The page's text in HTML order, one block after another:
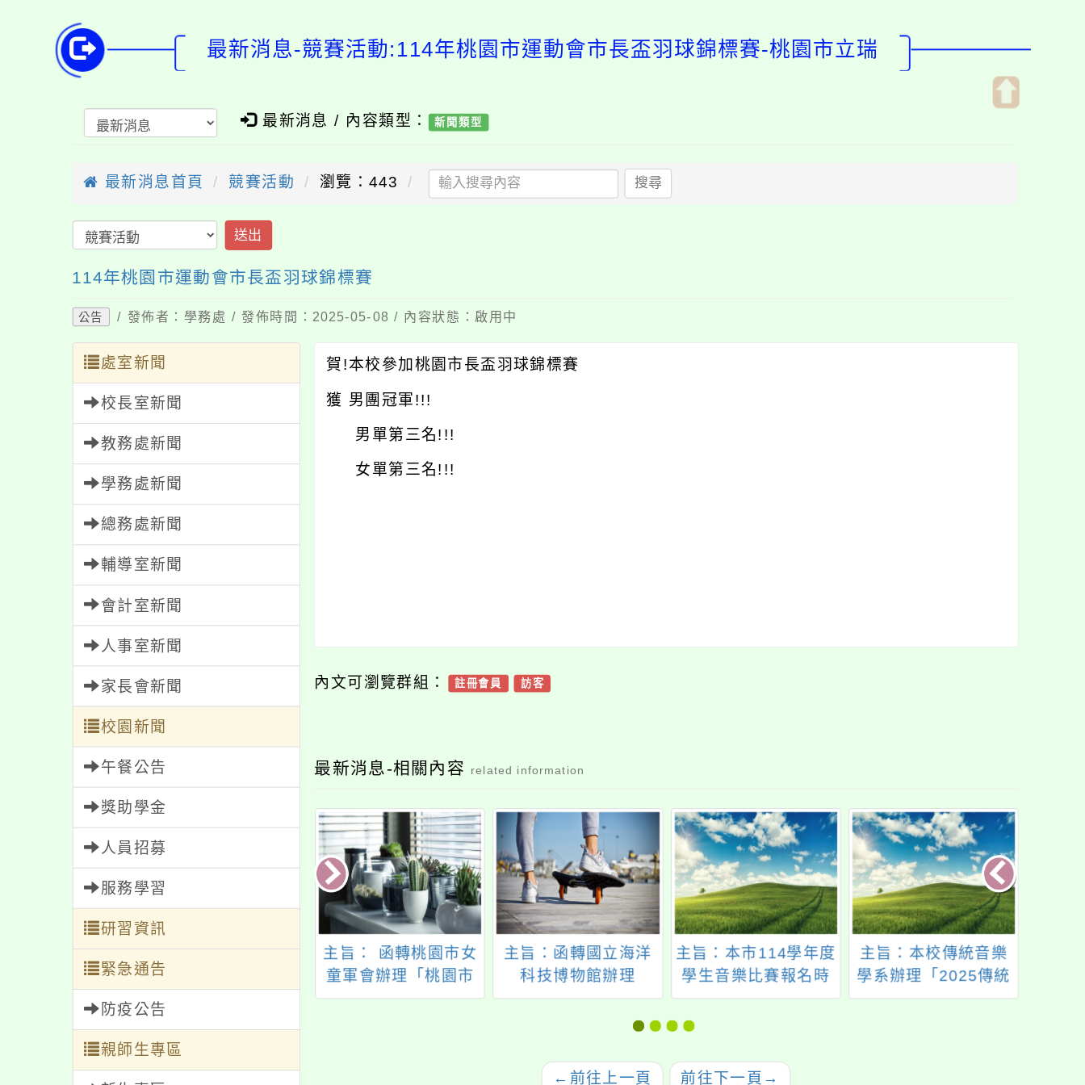
最新消息-競賽活動:114年桃園市運動會市長盃羽球錦標賽-桃園市立瑞
最新消息 / 內容類型： 新聞類型
最新消息首頁 競賽活動 瀏覽：443 搜尋
送出
114年桃園市運動會市長盃羽球錦標賽
公告 / 發佈者：學務處 / 發佈時間：2025-05-08 / 內容狀態：啟用中
處室新聞
校長室新聞
教務處新聞
學務處新聞
總務處新聞
輔導室新聞
會計室新聞
人事室新聞
家長會新聞
校園新聞
午餐公告
獎助學金
人員招募
服務學習
研習資訊
緊急通告
防疫公告
親師生專區
賀!本校參加桃園市長盃羽球錦標賽
獲 男團冠軍!!!
男單第三名!!!
女單第三名!!!
內文可瀏覽群組： 註冊會員 訪客
最新消息-相關內容 related information
學推廣教育部
心開設暑假營
主旨：檢送本校華語
文學系辦理「第十五
屆臺東詩歌節——
Hohaiyan！ Hold 海
洋！」暨「向海發聲
Thiaⁿ-hái Liām-kua
主旨： 函轉桃園市女
童軍會辦理「桃園市
113年度女童軍運動推
主旨：函轉國立海洋
科技博物館辦理
「2024海科館ARG實
境解謎挑戰賽」活動
主旨：本市114學年度
學生音樂比賽報名時
間至9月9日(星期
二)， 請貴校務必確實
於期限內完成報名，
主旨：本校傳統音樂
學系辦理「2025傳統
音樂聚樂部－－鬥陣
← 前往上一頁 前往下一頁 →